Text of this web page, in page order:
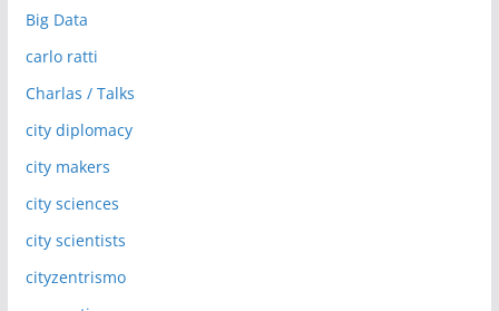
Big Data
carlo ratti
Charlas / Talks
city diplomacy
city makers
city sciences
city scientists
cityzentrismo